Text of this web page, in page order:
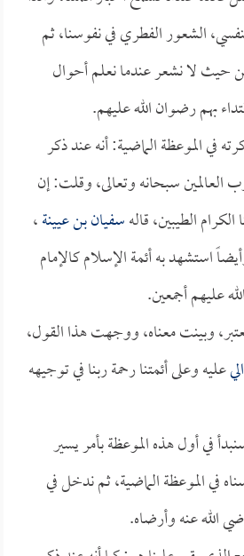
الشعور الفطري في نفوسنا، ثم
حيث لا نشعر عندما نعلم أحوال
بهم رضوان الله عليهم.
في الموعظة الماضية: أنه عند ذكر
العالمين سبحانه وتعالى، وقلت: إن
الطيبين، قالهسفيان بن عيينة،
استشهد به أئمة الإسلام كالإمام
عليهم أجمعين.
وبينت معناه، ووجهت هذا القول،
عليه وعلى أئمتنا رحمة ربنا في توجيهه
في أول هذه الموعظة بأمر يسير
في الموعظة الماضية، ثم ندخل في
الله عنه وأرضاه.